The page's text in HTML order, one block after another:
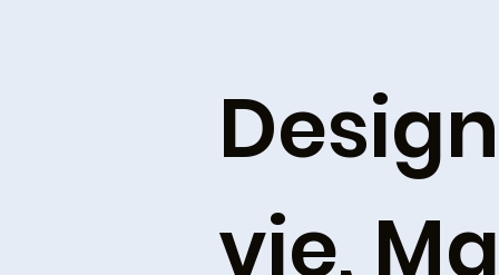
vie,